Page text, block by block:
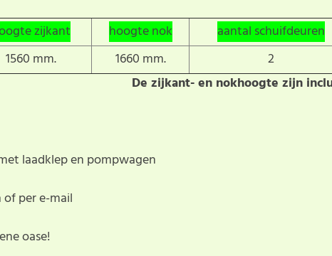
zijkant hoogte nok aantal schuifdeuren
1560 mm. 1660 mm. 2
De zijkant- en nokhoogte zijn
laadklep en pompwagen
of per e-mail
oase!